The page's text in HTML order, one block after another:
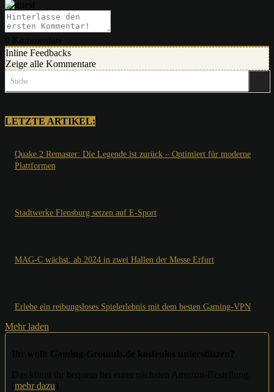
Inline Feedbacks
Zeige alle Kommentare
Suche
LETZTE ARTIKEL:
Quake 2 Remaster: Die Legende ist zurück – Optimiert für moderne
Plattformen
Stadtwerke Flensburg setzen auf E-Sport
MAG-C wächst: ab 2024 in zwei Hallen der Messe Erfurt
Erlebe ein reibungsloses Spielerlebnis mit dem besten Gaming-VPN
Mehr laden
mehr dazu